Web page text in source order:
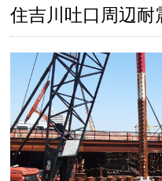
住吉川吐口周辺耐